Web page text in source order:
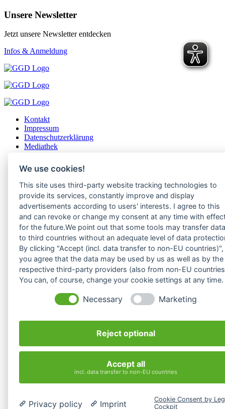
Unsere Newsletter
Jetzt unsere Newsletter entdecken
Infos & Anmeldung
Kontakt
Impressum
Datenschutzerklärung
Mediathek
Cookie-Einstellungen ändern
We use cookies!
This site uses third-party website tracking technologies to
provide its services, constantly improve and display
advertisements according to users' interests. I agree to this
and can revoke or change my consent at any time with
for the future.We point out that some tools may transfer
to third countries without an adequate level of data
By clicking "Accept (incl. data transfer to non-EU countries)",
you agree that the data may be used by us as well as by the
respective third-party providers (also from non-EU
You can, of course, change your cookie settings at any time.
Necessary Marketing
Reject optional
Accept all
incl. data transfer to non-EU countries
Privacy policy Imprint
Cookie Consent by
Cockpit